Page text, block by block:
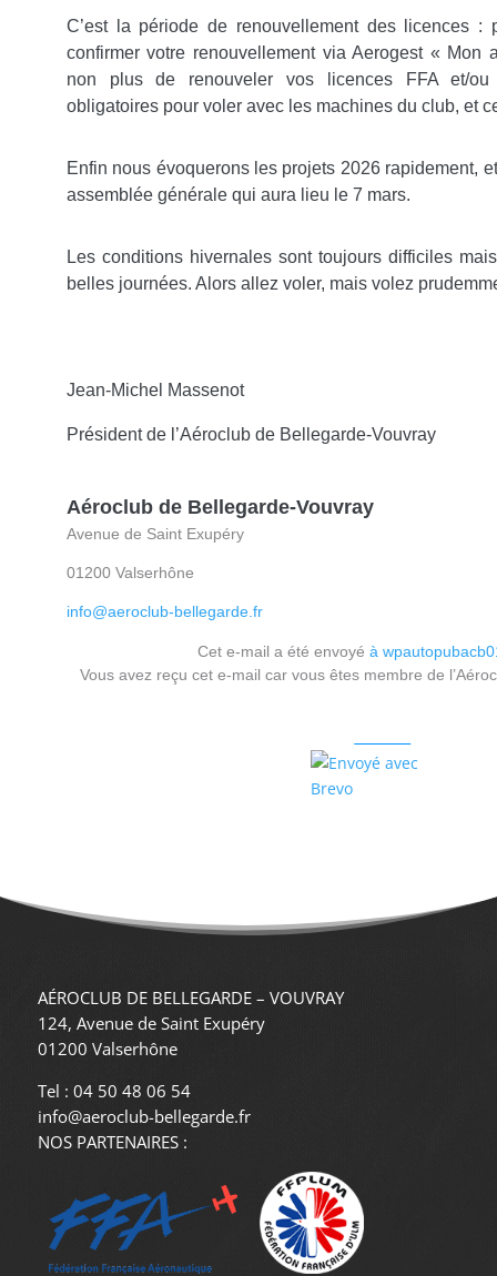
C’est la période de renouvellement des licences :
confirmer votre renouvellement via Aerogest « Mon
non plus de renouveler vos licences FFA et/ou
obligatoires pour voler avec les machines du club, et
Enfin nous évoquerons les projets 2026 rapidement,
assemblée générale qui aura lieu le 7 mars.
Les conditions hivernales sont toujours difficiles
belles journées. Alors allez voler, mais volez
Jean-Michel Massenot
Président de l’Aéroclub de Bellegarde-Vouvray
Aéroclub de Bellegarde-Vouvray
Avenue de Saint Exupéry
01200 Valserhône
info@aeroclub-bellegarde.fr
Cet e-mail a été envoyéà
Vous avez reçu cet e-mail car vous êtes membre de
AÉROCLUB DE BELLEGARDE – VOUVRAY
124, Avenue de Saint Exupéry
01200 Valserhône
Tel : 04 50 48 06 54
info@aeroclub-bellegarde.fr
NOS PARTENAIRES :